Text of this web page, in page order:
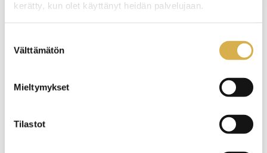
kerätty, kun olet käyttänyt heidän palvelujaan.
valinta
Välttämätön
Mieltymykset
Tilastot
Asiakaspalveluun ravintola- ja
kahvilatyöhön | Ravintola- ja catering-alan
9.9.2026